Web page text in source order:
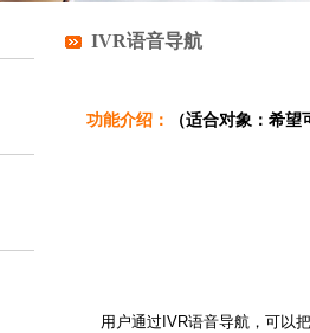
IVR语音导航
功能介绍： （适合对象：希
用户通过IVR语音导航，可以